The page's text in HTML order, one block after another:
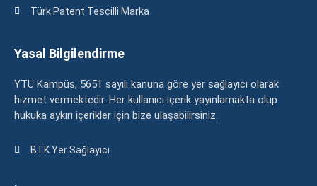
Türk Patent Tescilli Marka
Yasal Bilgilendirme
YTÜ Kampüs, 5651 sayılı kanuna göre yer sağlayıcı olarak
hizmet vermektedir. Her kullanıcı içerik yayınlamakta olup
hukuka aykırı içerikler için bize ulaşabilirsiniz.
BTK Yer Sağlayıcı